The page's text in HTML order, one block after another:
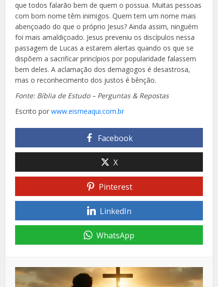
que todos falarão bem de quem o possua. Muitas pessoas
com bom nome têm inimigos. Quem tem um nome mais
abençoado do que o próprio Jesus? Ainda assim, ninguém
foimais amaldiçoado. Jesus preveniu os discípulos nessa
passagem de Lucas a estarem alertas quando os que se
dispõem a sacrificar princípios porpopularidade falassem
bem deles. A aclamação dos demagogos é desastrosa,
mas o reconhecimento dos justos é bênção.
Fonte: Bíblia de Estudo – Perguntas & Repostas
Escrito porwww.eismeaqui.com.br
Facebook
X
Pinterest
LinkedIn
WhatsApp